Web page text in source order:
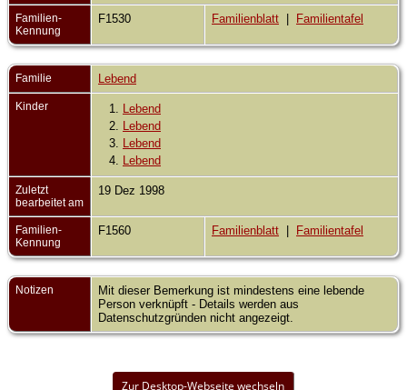
Familien-
Kennung
F1530 Familienblatt Familientafel
Familie Lebend
Kinder 1.
Lebend
2.
Lebend
3.
Lebend
4.
Lebend
Zuletzt
bearbeitet am
19 Dez 1998
Familien-
Kennung
F1560 Familienblatt Familientafel
Notizen
Mit dieser Bemerkung ist mindestens eine lebende
Person verknüpft - Details werden aus
Datenschutzgründen nicht angezeigt.
Zur Desktop-Webseite wechseln